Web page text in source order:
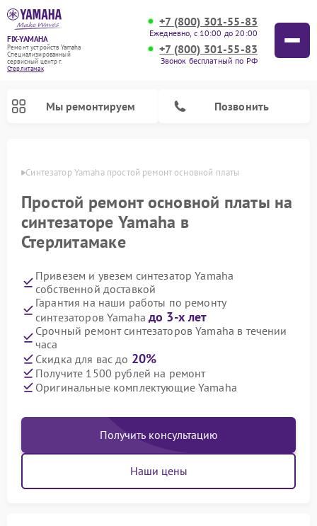
FIX-YAMAHA
Ремонт устройств Yamaha
Специализированный
cервисный центр г.
Стерлитамак
+7 (800) 301-55-83
Ежедневно, с 10:00 до 20:00
+7 (800) 301-55-83
Звонок бесплатный по РФ
Мы ремонтируем Позвонить
Синтезатор Yamaha простой ремонт основной платы
Простой ремонт основной платы на
синтезаторе Yamaha в
Стерлитамаке
Привезем и увезем синтезатор Yamaha
собственной доставкой
Гарантия на наши работы по ремонту
синтезаторов Yamahaдо 3-х лет
Срочный ремонт синтезаторов Yamaha в течении
часа
Скидка для вас до 20%
Получите 1500 рублей на ремонт
Оригинальные комплектующие Yamaha
Получить консультацию
Наши цены